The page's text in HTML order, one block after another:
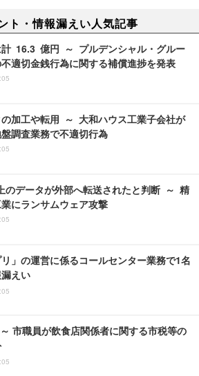
ト・情報漏えい人気記事
計 16.3 億円 ～ プルデンシャル・グルー
適切金銭行為に関する補償進捗を発表
加工や転用 ～ 大和ハウス工業子会社が
調査業務で不適切行為
のデータが外部へ転送されたと判断 ～ 精
にランサムウェア攻撃
リ」の運営に係るコールセンター業務で1名
えい
市職員が飲食店関係者に関する市税等の